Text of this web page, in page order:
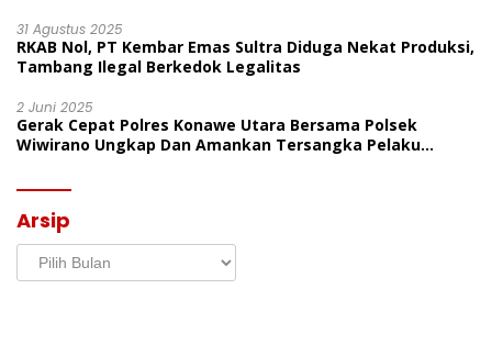
31 Agustus 2025
RKAB Nol, PT Kembar Emas Sultra Diduga Nekat Produksi,
Tambang Ilegal Berkedok Legalitas
2 Juni 2025
Gerak Cepat Polres Konawe Utara Bersama Polsek
Wiwirano Ungkap Dan Amankan Tersangka Pelaku
Arsip
Arsip